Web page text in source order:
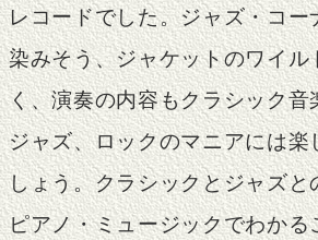
レコードでした。ジャズ・コ
染みそう、ジャケットのワイ
く、演奏の内容もクラシック
ジャズ、ロックのマニアには
しょう。クラシックとジャズ
ピアノ・ミュージックでわか